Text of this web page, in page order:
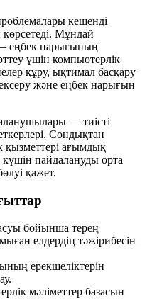
кешенді
көрсетеді. Мұндай
— еңбек нарығының
үшін компьютерлік
құру, ықтимал басқару
және еңбек нарығын
— тиісті
Сондықтан
қызметтері ағымдық
пайдалануды орта
қажет.
бойынша терең
елдердің тәжірибесін
ерекшеліктерін
мәліметтер базасын